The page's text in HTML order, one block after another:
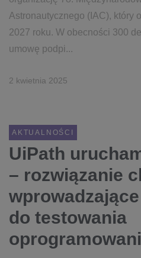
Astronautycznego (IAC), który
2027 roku. W obecności 300
umowę podpi...
2 kwietnia 2025
AKTUALNOŚCI
UiPath
– rozwiązanie
do testowania